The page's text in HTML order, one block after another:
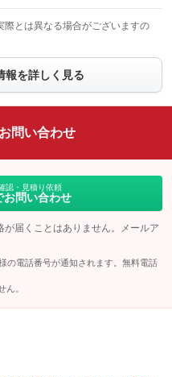
：装備なし
フロントカメラ
：装備なし
：装備なし
ルーフレール
：装備なし
：装備なし
とは異なる場合がございますの
報を詳しく見る
問い合わせ
認・見積り依頼
お問い合わせ
届くことはありません。メールア
の電話番号が通知されます。無料電話
ん。